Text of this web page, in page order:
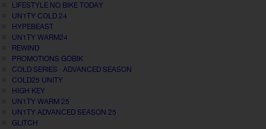
LIFESTYLE NO BIKE TODAY
UN1TY COLD 24
HYPEBEAST
UN1TY WARM24
REWIND
PROMOTIONS GOBIK
COLD SERIES · ADVANCED SEASON
COLD25 UNITY
HIGH KEY
UN1TY WARM 25
UN1TY ADVANCED SEASON 25
GLITCH